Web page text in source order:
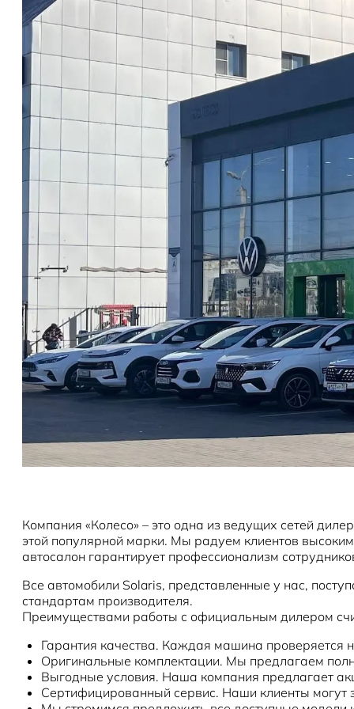
Компания «Колесо» – это одна из ведущих сетей
этой популярной марки. Мы радуем клиентов
автосалон гарантирует профессионализм
Все автомобили Solaris, представленные у нас,
стандартам производителя.
Преимуществами работы с официальным дилером
Гарантия качества. Каждая машина проверяется
Оригинальные комплектации. Мы предлагаем
Выгодные условия. Наша компания предлагает
Сертифицированный сервис. Наши клиенты могут